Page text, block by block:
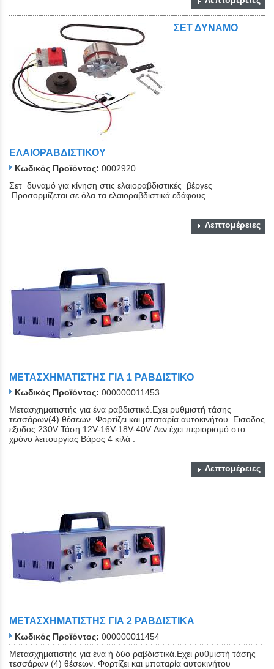
ΣΕΤ ΔΥΝΑΜΟ
ΕΛΑΙΟΡΑΒΔΙΣΤΙΚΟΥ
Κωδικός Προϊόντος: 0002920
Σετ δυναμό για κίνηση στις ελαιοραβδιστικές βέργες
.Προσορμίζεται σε όλα τα ελαιοραβδιστικά εδάφους .
Λεπτομέρειες
ΜΕΤΑΣΧΗΜΑΤΙΣΤΗΣ ΓΙΑ 1 ΡΑΒΔΙΣΤΙΚΟ
Κωδικός Προϊόντος: 000000011453
Μετασχηματιστής για ένα ραβδιστικό.Εχει ρυθμιστή τάσης
τεσσάρων(4) θέσεων. Φορτίζει και μπαταρία αυτοκινήτου. Εισοδος
εξοδος 230V Τάση 12V-16V-18V-40V Δεν έχει περιορισμό στο
χρόνο λειτουργίας Βάρος 4 κiλά .
Λεπτομέρειες
ΜΕΤΑΣΧΗΜΑΤΙΣΤΗΣ ΓΙΑ 2 ΡΑΒΔΙΣΤΙΚΑ
Κωδικός Προϊόντος: 000000011454
Μετασχηματιστής για ένα ή δύο ραβδιστικά.Εχει ρυθμιστή τάσης
τεσσάρων (4) θέσεων. Φορτίζει και μπαταρία αυτοκινήτου